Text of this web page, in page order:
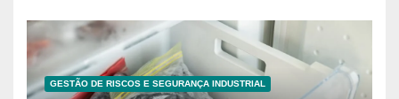
GESTÃO DE RISCOS E SEGURANÇA INDUSTRIAL